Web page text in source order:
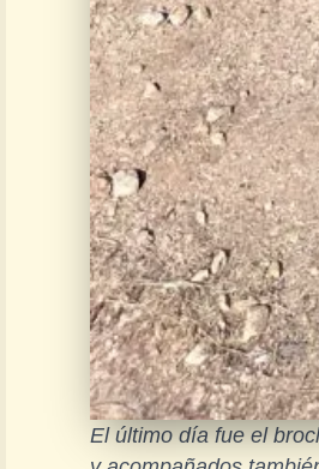
El último día fue el